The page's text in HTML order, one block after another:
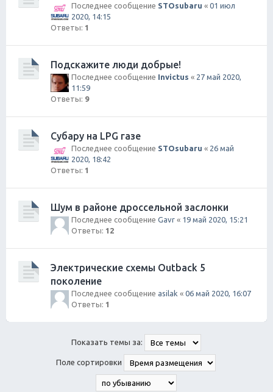
Последнее сообщение STOsubaru « 01 июл
2020, 14:15
Ответы: 1
Подскажите люди добрые!
Последнее сообщение Invictus « 27 май 2020,
11:59
Ответы: 9
Субару на LPG газе
Последнее сообщение STOsubaru « 26 май
2020, 18:42
Ответы: 1
Шум в районе дроссельной заслонки
Последнее сообщение Gavr « 19 май 2020, 15:21
Ответы: 12
Электрические схемы Outback 5
поколение
Последнее сообщение asilak « 06 май 2020, 16:07
Ответы: 1
Показать темы за:
Поле сортировки